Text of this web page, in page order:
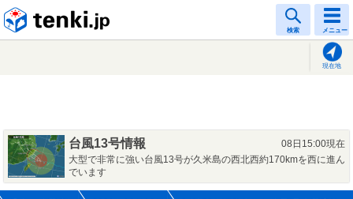
検索 メニュー
現在地
台風13号情報
08日15:00現在
大型で非常に強い台風13号が久米島の西北西約170kmを西に進ん
でいます